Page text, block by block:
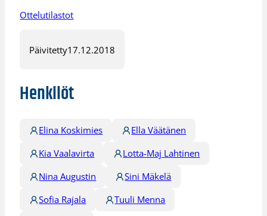
Ottelutilastot
Päivitetty17.12.2018
Henkilöt
Elina Koskimies
Ella Väätänen
Kia Vaalavirta
Lotta-Maj Lahtinen
Nina Augustin
Sini Mäkelä
Sofia Rajala
Tuuli Menna